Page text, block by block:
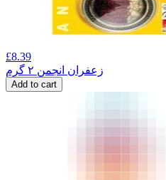
£8.39
زعفران انجمن ۲ گرم
Add to cart